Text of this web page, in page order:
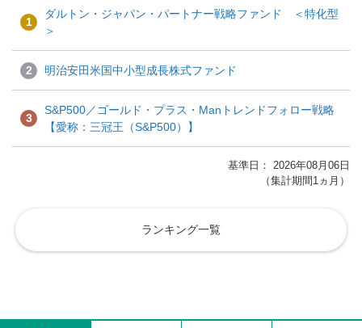
1
ダルトン・ジャパン・パートナー戦略ファンド ＜特化型
＞
2 明治安田米国中小型成長株式ファンド
3
S&P500／ゴールド・プラス・Manトレンドフォロー戦略
【愛称：三冠王（S&P500）】
基準日： 2026年08月06日
（集計期間1ヵ月）
ランキング一覧